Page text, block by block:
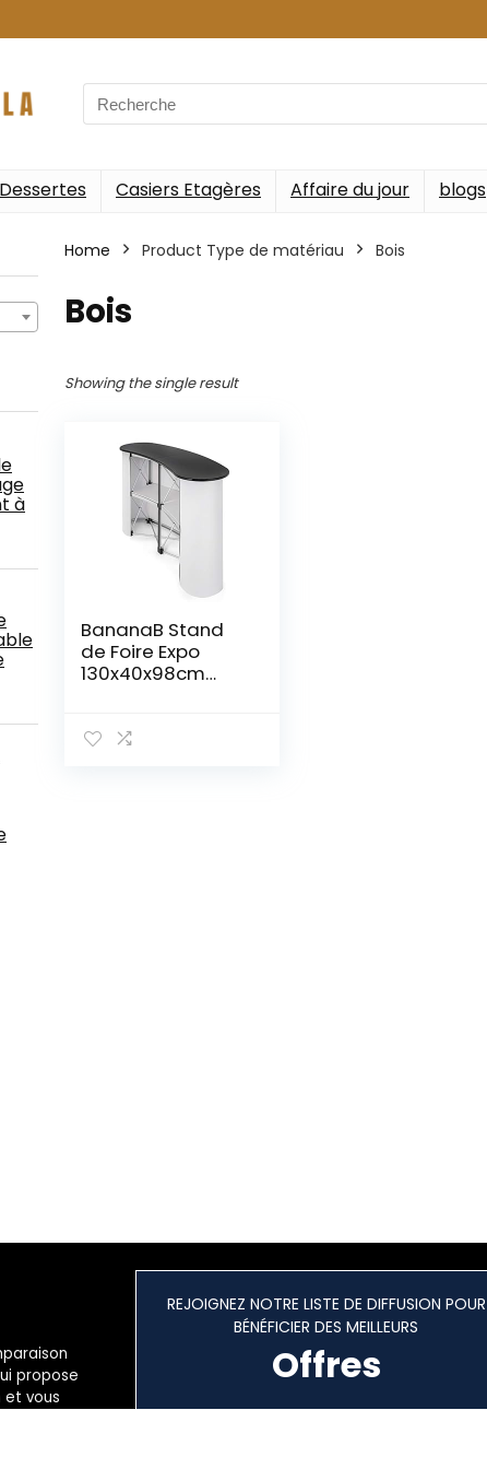
Search
for:
Dessertes Casiers Etagères Affaire du jour blogs
à
Home Product Type de matériau ‎Bois
‎Bois
Showing the single result
BananaB Stand
de Foire Expo
130x40x98cm
Professionnelle
propose
et vous
REJOIGNEZ NOTRE LISTE DE DIFFUSION POUR
BÉNÉFICIER DES MEILLEURS
Offres